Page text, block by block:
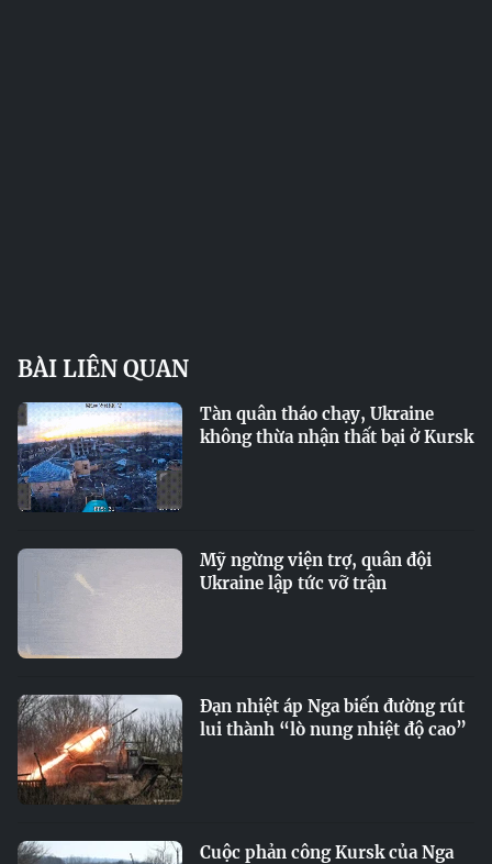
BÀI LIÊN QUAN
Tàn quân tháo chạy, Ukraine
không thừa nhận thất bại ở Kursk
Mỹ ngừng viện trợ, quân đội
Ukraine lập tức vỡ trận
Đạn nhiệt áp Nga biến đường rút
lui thành “lò nung nhiệt độ cao”
Cuộc phản công Kursk của Nga